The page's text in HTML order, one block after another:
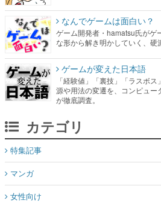
なんでゲームは面白い？
ゲーム開発者・hamatsu氏がゲ
な形から解き明かしていく、硬
ゲームが変えた日本語
「経験値」「裏技」「ラスボ
源や用法の変遷を、コンピュ
が徹底調査。
カテゴリ
特集記事
マンガ
女性向け